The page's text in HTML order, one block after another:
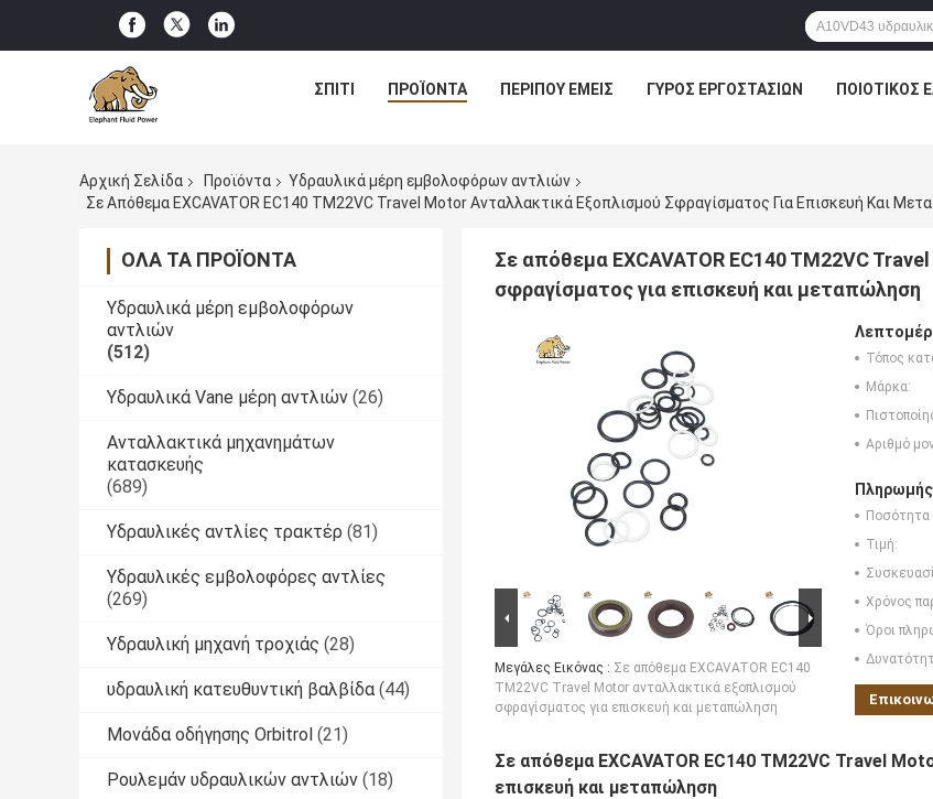
ΣΠΊΤΙ ΠΡΟΪΌΝΤΑ ΠΕΡΊΠΟΥ ΕΜΕΊΣ ΓΎΡΟΣ ΕΡΓΟΣΤΑΣΊΩΝ ΠΟΙΟΤΙΚΌΣ
Αρχική Σελίδα Προϊόντα
Υδραυλικά μέρη εμβολοφόρων αντλιών
Σε Απόθεμα EXCAVATOR EC140 TM22VC Travel Motor Ανταλλακτικά Εξοπλισμού Σφραγίσματος Για Επισκευή Και
ΌΛΑ ΤΑ ΠΡΟΪΌΝΤΑ
Υδραυλικά μέρη εμβολοφόρων
αντλιών
(512)
Υδραυλικά Vane μέρη αντλιών (26)
Ανταλλακτικά μηχανημάτων
κατασκευής
(689)
Υδραυλικές αντλίες τρακτέρ (81)
Υδραυλικές εμβολοφόρες αντλίες
(269)
Υδραυλική μηχανή τροχιάς (28)
υδραυλική κατευθυντική βαλβίδα (44)
Μονάδα οδήγησης Orbitrol (21)
Ρουλεμάν υδραυλικών αντλιών (18)
Σε απόθεμα EXCAVATOR EC140 TM22VC
σφραγίσματος για επισκευή και μεταπώληση
Μεγάλες Εικόνας : Σε απόθεμα EXCAVATOR EC140
TM22VC Travel Motor ανταλλακτικά εξοπλισμού
σφραγίσματος για επισκευή και μεταπώληση
Τόπος
Μάρκα:
Αριθμό
Ποσότητα
Τιμή:
Χρόνος
Όροι
Σε απόθεμα EXCAVATOR EC140 TM22VC Travel
επισκευή και μεταπώληση